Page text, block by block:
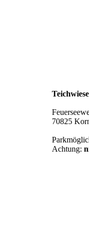
70825
Achtung: